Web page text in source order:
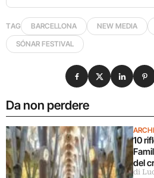
TAG BARCELLONA NEW MEDIA
SÓNAR FESTIVAL
Da non perdere
10
del
di
Condividi su
Condividi su X